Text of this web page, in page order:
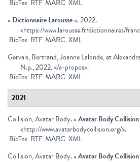
BibTex RTF MARC XML
« Dictionnaire Larousse». 2022.
<https://www.larousse.fr/dictionnaires/
BibTex RTF MARC XML
Gervais, Bertrand,Joanne Lalonde, et
N.p., 2022. </a-propos>.
BibTex RTF MARC XML
2021
Collision, Avatar Body.«Avatar Body Collision
<http://www.avatarbodycollision.org/>.
BibTex RTF MARC XML
Collision, Avatar Body.«Avatar Body Collision